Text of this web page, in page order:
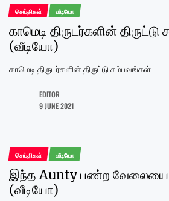
செய்திகள் வீடியோ
காமெடி திருடர்களின்
(வீடியோ)
காமெடி திருடர்களின் திருட்டு சம்பவங்கள்
EDITOR
9 JUNE 2021
செய்திகள் வீடியோ
இந்த Aunty பண்ற வேலையை
(வீடியோ)